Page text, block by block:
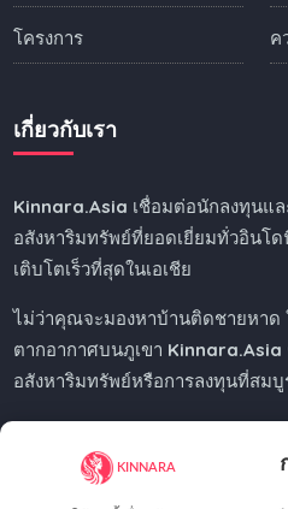
โครงการ ค
เกี่ยวกับเรา
Kinnara.Asia เชื่อมต่อนักลงทุนแ
อสังหาริมทรัพย์ที่ยอดเยี่ยมทั่วอินโ
เติบโตเร็วที่สุดในเอเชีย
ไม่ว่าคุณจะมองหาบ้านติดชายหาด
ตากอากาศบนภูเขา Kinnara.Asia
อสังหาริมทรัพย์หรือการลงทุนที่สม